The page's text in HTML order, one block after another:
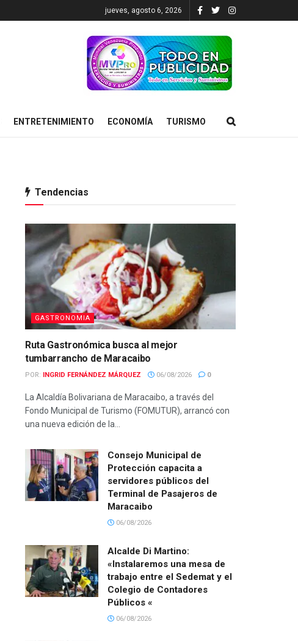
jueves, agosto 6, 2026
ENTRETENIMIENTO ECONOMÍA TURISMO
Tendencias
GASTRONOMIA
Ruta Gastronómica busca al mejor
tumbarrancho de Maracaibo
POR: INGRID FERNÁNDEZ MÁRQUEZ 06/08/2026 0
La Alcaldía Bolivariana de Maracaibo, a través del
Fondo Municipal de Turismo (FOMUTUR), arrancó con
una nueva edición de la...
Consejo Municipal de
Protección capacita a
servidores públicos del
Terminal de Pasajeros de
Maracaibo
06/08/2026
Alcalde Di Martino:
«Instalaremos una mesa de
trabajo entre el Sedemat y el
Colegio de Contadores
Públicos «
06/08/2026